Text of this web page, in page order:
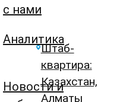
с нами
Аналитика
Новости и
Штаб-
квартира:
Казахстан,
Алматы